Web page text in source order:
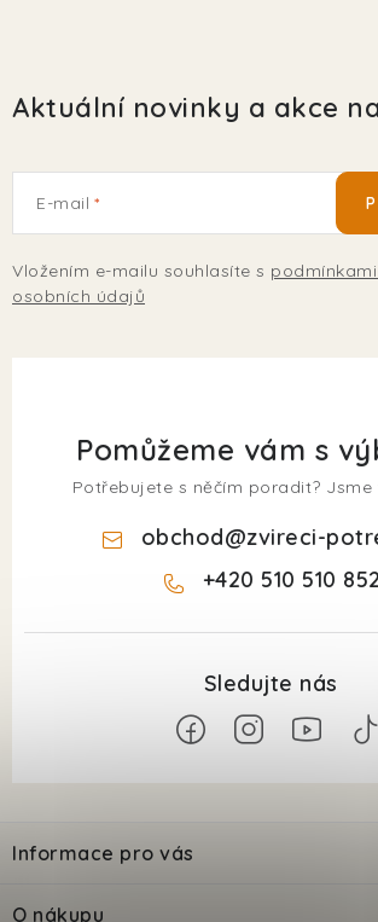
Aktuální novinky a akce
E-mail
Vložením e-mailu souhlasíte s
osobních údajů
Pomůžeme vám s
Potřebujete s něčím poradit? Jsme
obchod@zvireci-
+420 510 510 852
p
a
Informace pro vás
O nákupu